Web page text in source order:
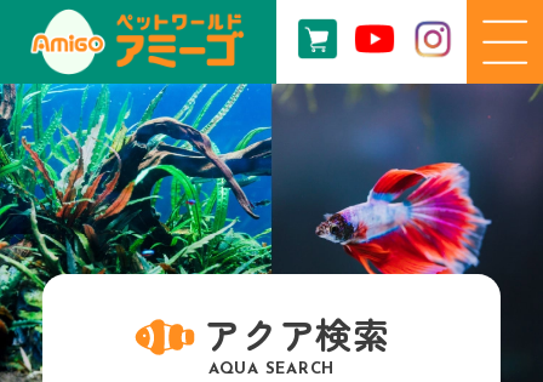
アクア検索
AQUA SEARCH